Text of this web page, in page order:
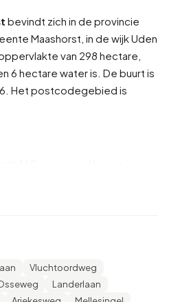
bevindt zich in de provincie
Maashorst , in de wijkUden
van 298 hectare,
6 hectare water is. De buurt is
Het postcodegebied is
De meeste inwoners zijn 45
is gehuwd, 6,3% is
150 inwoners komen
uit Europa.
Vluchtoordweg
Landerlaan